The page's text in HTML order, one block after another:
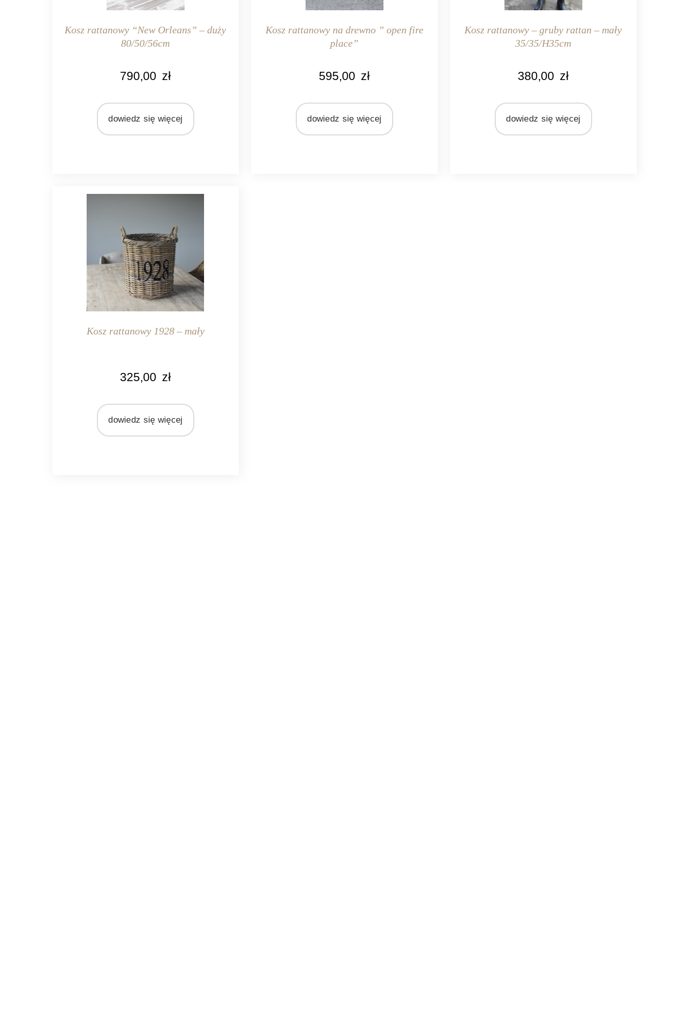
Kosz rattanowy “New Orleans” – duży
80/50/56cm
790,00 zł
dowiedz się więcej
Kosz rattanowy na drewno ” open fire
place”
595,00 zł
dowiedz się więcej
Kosz rattanowy – gruby rattan – mały
35/35/H35cm
380,00 zł
dowiedz się więcej
Kosz rattanowy 1928 – mały
325,00 zł
dowiedz się więcej